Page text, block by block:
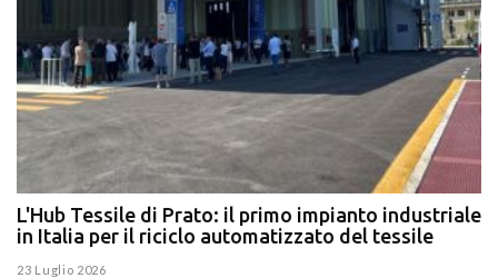
L'Hub Tessile di Prato: il primo impianto industriale
in Italia per il riciclo automatizzato del tessile
23 Luglio 2026